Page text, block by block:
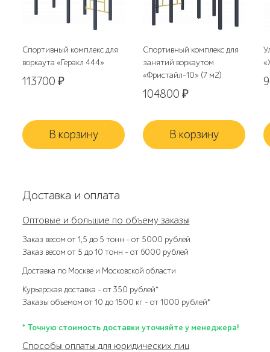
Спортивный комплекс для
воркаута «Геракл 444»
113700₽
В корзину
Спортивный комплекс для
занятий воркаутом
«Фристайл-10» (7 м2)
104800₽
В корзину
Доставка и оплата
Оптовые и большие по объему заказы
Заказ весом от 1,5 до 5 тонн – от 5000 рублей
Заказ весом от 5 до 10 тонн – от 6000 рублей
Доставка по Москве и Московской области
Курьерская доставка – от 350 рублей*
Заказы объемом от 10 до 1500 кг – от 1000 рублей*
* Точную стоимость доставки уточняйте у менеджера!
Способы оплаты для юридических лиц